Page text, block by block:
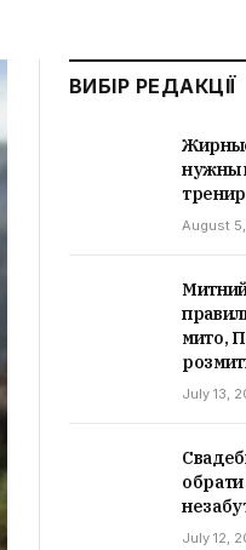
ВИБІР РЕДАКЦІЇ
нужны
August
Митний
мито,
July 13,
July 12,